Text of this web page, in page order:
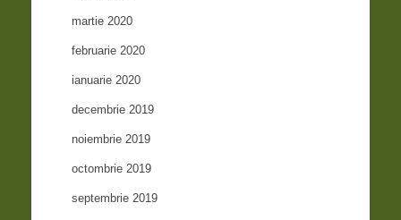
martie 2020
februarie 2020
ianuarie 2020
decembrie 2019
noiembrie 2019
octombrie 2019
septembrie 2019